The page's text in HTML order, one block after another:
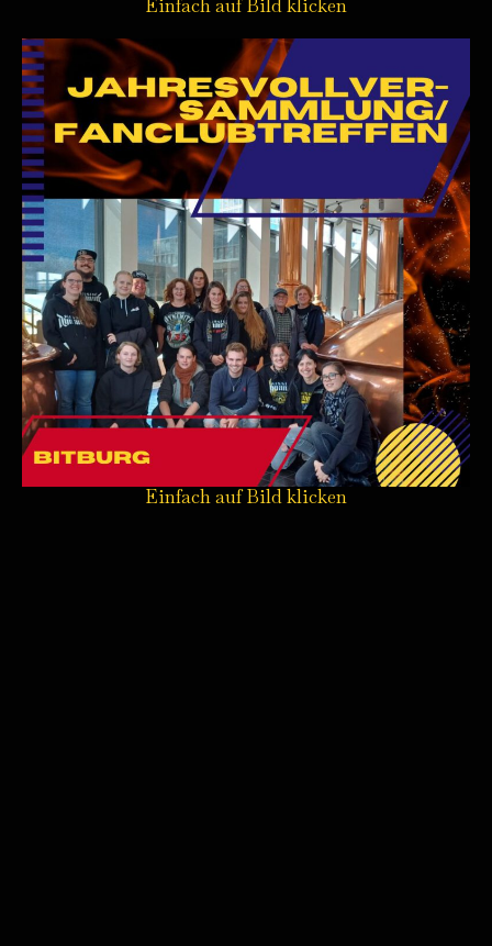
Einfach auf Bild klicken
Einfach auf Bild klicken